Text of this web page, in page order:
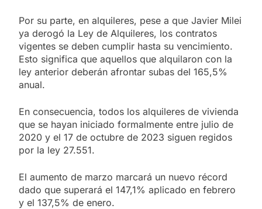
Por su parte, en alquileres, pese a que Javier Milei
ya derogó la Ley de Alquileres, los contratos
vigentes se deben cumplir hasta su vencimiento.
Esto significa que aquellos que alquilaron con la
ley anterior deberán afrontar subas del 165,5%
anual.
En consecuencia, todos los alquileres de vivienda
que se hayan iniciado formalmente entre julio de
2020 y el 17 de octubre de 2023 siguen regidos
por la ley 27.551.
El aumento de marzo marcará un nuevo récord
dado que superará el 147,1% aplicado en febrero
y el 137,5% de enero.